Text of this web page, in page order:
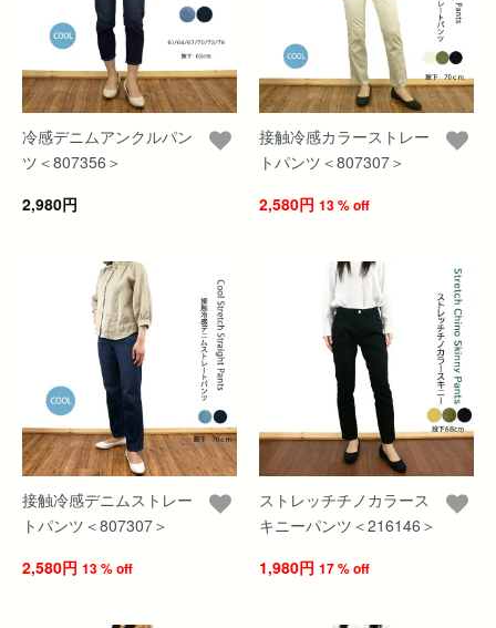
冷感デニムアンクルパン
ツ＜807356＞
2,980円
接触冷感カラーストレー
トパンツ＜807307＞
2,580円 13 % off
接触冷感デニムストレー
トパンツ＜807307＞
2,580円 13 % off
ストレッチチノカラース
キニーパンツ＜216146＞
1,980円 17 % off